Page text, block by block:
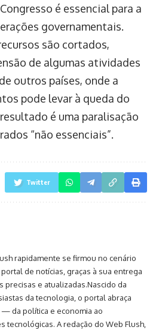
é essencial para a
governamentais.
são cortados,
de algumas atividades
outros países, onde a
pode levar à queda do
é uma paralisação
“não essenciais”.
Twitter
rapidamente se firmou no cenário
de notícias, graças à sua entrega
precisas e atualizadas.Nascido da
da tecnologia, o portal abraça
da política e economia ao
tecnológicas. A redação do Web Flush,